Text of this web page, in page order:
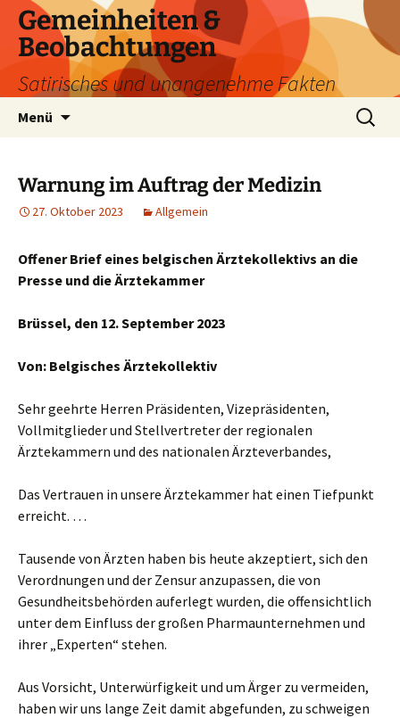
Zum
Inhalt
springen
Gemeinheiten &
Beobachtungen
Satirisches und unangenehme Fakten
Menü
Suchen
nach:
Warnung im Auftrag der Medizin
27. Oktober 2023 Allgemein
Offener Brief eines belgischen Ärztekollektivs an die
Presse und die Ärztekammer
Brüssel, den 12. September 2023
Von: Belgisches Ärztekollektiv
Sehr geehrte Herren Präsidenten, Vizepräsidenten,
Vollmitglieder und Stellvertreter der regionalen
Ärztekammern und des nationalen Ärzteverbandes,
Das Vertrauen in unsere Ärztekammer hat einen Tiefpunkt
erreicht. …
Tausende von Ärzten haben bis heute akzeptiert, sich den
Verordnungen und der Zensur anzupassen, die von
Gesundheitsbehörden auferlegt wurden, die offensichtlich
unter dem Einfluss der großen Pharmaunternehmen und
ihrer „Experten“ stehen.
Aus Vorsicht, Unterwürfigkeit und um Ärger zu vermeiden,
haben wir uns lange Zeit damit abgefunden, zu schweigen